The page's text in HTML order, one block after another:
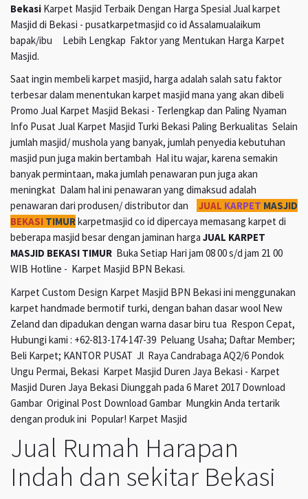
Bekasi Karpet Masjid Terbaik Dengan Harga Spesial Jual karpet
Masjid di Bekasi - pusatkarpetmasjid co id Assalamualaikum
bapak/ibu Lebih Lengkap Faktor yang Mentukan Harga Karpet
Masjid.
Saat ingin membeli karpet masjid, harga adalah salah satu faktor
terbesar dalam menentukan karpet masjid mana yang akan dibeli
Promo Jual Karpet Masjid Bekasi - Terlengkap dan Paling Nyaman
Info Pusat Jual Karpet Masjid Turki Bekasi Paling Berkualitas Selain
jumlah masjid/ mushola yang banyak, jumlah penyedia kebutuhan
masjid pun juga makin bertambah Hal itu wajar, karena semakin
banyak permintaan, maka jumlah penawaran pun juga akan
meningkat Dalam hal ini penawaran yang dimaksud adalah
penawaran dari produsen/ distributor dan
JUAL KARPET MASJID
BEKASI TIMURkarpetmasjid co id dipercaya memasang karpet di
beberapa masjid besar dengan jaminan harga JUAL KARPET
MASJID BEKASI TIMUR Buka Setiap Hari jam 08 00 s/d jam 21 00
WIB Hotline - Karpet Masjid BPN Bekasi.
Karpet Custom Design Karpet Masjid BPN Bekasi ini menggunakan
karpet handmade bermotif turki, dengan bahan dasar wool New
Zeland dan dipadukan dengan warna dasar biru tua Respon Cepat,
Hubungi kami : +62-813-174-147-39 Peluang Usaha; Daftar Member;
Beli Karpet; KANTOR PUSAT Jl Raya Candrabaga AQ2/6 Pondok
Ungu Permai, Bekasi Karpet Masjid Duren Jaya Bekasi - Karpet
Masjid Duren Jaya Bekasi Diunggah pada 6 Maret 2017 Download
Gambar Original Post Download Gambar Mungkin Anda tertarik
dengan produk ini Popular! Karpet Masjid
Jual Rumah Harapan
Indah dan sekitar Bekasi